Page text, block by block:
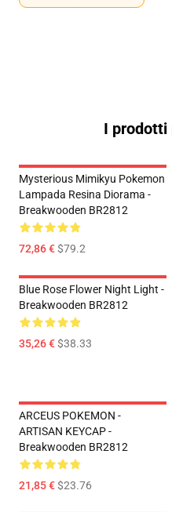
I prodotti
Mysterious Mimikyu Pokemon
Lampada Resina Diorama -
Breakwooden BR2812
72,86 €$79.2
Blue Rose Flower Night Light -
Breakwooden BR2812
35,26 €$38.33
ARCEUS POKEMON -
ARTISAN KEYCAP -
Breakwooden BR2812
21,85 €$23.76